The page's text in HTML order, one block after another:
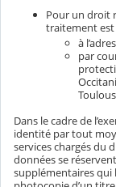
Pour un droit
traitement est
à
par
Dans le cadre de
identité par tout
services chargés du
données se
supplémentaires qui